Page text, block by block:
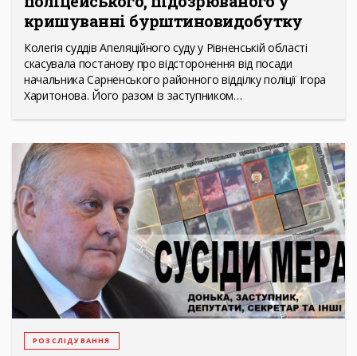
кришуванні бурштиновидобутку
Колегія суддів Апеляційного суду у Рівненській області
скасувала постанову про відсторонення від посади
начальника Сарненського районного відділку поліції Ігора
Харитонова. Його разом із заступником…
РОЗСЛІДУВАННЯ